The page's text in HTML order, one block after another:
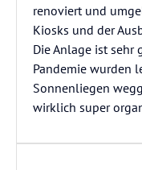
renoviert und
Kiosks und der
Die Anlage ist sehr
Pandemie wurden
Sonnenliegen
wirklich super